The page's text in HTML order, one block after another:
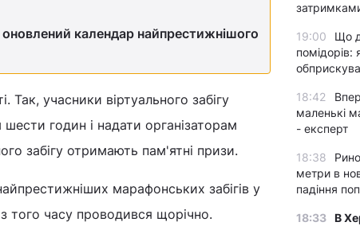
оновлений календар найпрестижнішого
учасники віртуального забігу
годин і надати організаторам
забігу отримають пам'ятні призи.
марафонських забігів у
з того часу проводився щорічно.
19:00
Що
помідорів:
18:42
маленькі
- експерт
18:38
метри в
падіння
18:33 В